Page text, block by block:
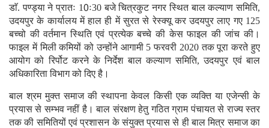
डाॅ. पण्ड्या ने प्रातः 10ः30 बजे चित्रकुट नगर स्थित बाल कल्याण समिति,
उदयपुर के कार्यालय में हाल ही में सुरत से रेस्क्यू कर उदयपुर लाए गए 125
बच्चो की वर्तमान स्थिति एवं प्रत्येक बच्चे की केस फाइल की जांच की।
फाइल में मिली कमियों को उन्होंने आगामी 5 फरवरी 2020 तक पूरा करते हुए
आयोग को रिर्पोट करने के निर्देश बाल कल्याण समिति, उदयपुर एवं बाल
अधिकारिता विभाग को दिए है।
बाल श्रम मुक्त समाज की स्थापना केवल किसी एक व्यक्ति या एजेन्सी के
प्रयास से सम्भव नहीं है। बाल संरक्षण हेतु गठित ग्राम पंचायत से राज्य स्तर
तक की समितियों एवं प्रशासन के संयुक्त प्रयास से ही बाल मित्र समाज का